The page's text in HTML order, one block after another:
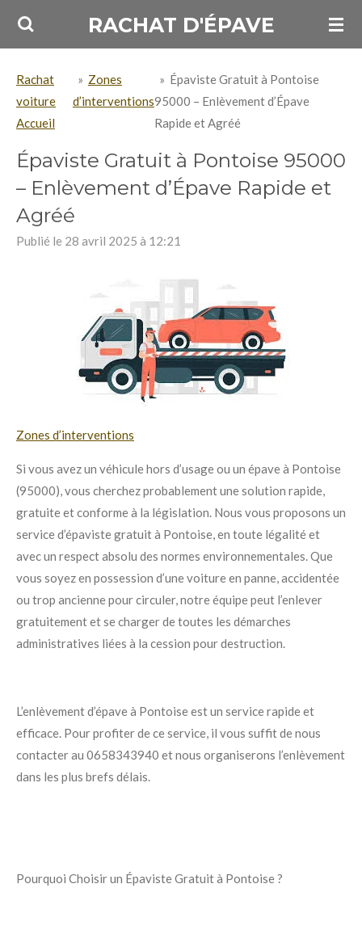
Passer
principal
RACHAT D'ÉPAVE
Rachat
voiture
Accueil
» Zones
d’interventions
» Épaviste Gratuit à Pontoise
95000 – Enlèvement d’Épave
Rapide et Agréé
Épaviste Gratuit à Pontoise 95000
– Enlèvement d’Épave Rapide et
Agréé
Publié le 28 avril 2025 à 12:21
Zones d’interventions
Si vous avez un véhicule hors d’usage ou un épave à Pontoise
(95000), vous cherchez probablement une solution rapide,
gratuite et conforme à la législation. Nous vous proposons un
service d’épaviste gratuit à Pontoise, en toute légalité et
avec un respect absolu des normes environnementales. Que
vous soyez en possession d’une voiture en panne, accidentée
ou trop ancienne pour circuler, notre équipe peut l’enlever
gratuitement et se charger de toutes les démarches
administratives liées à la cession pour destruction.
L’enlèvement d’épave à Pontoise est un service rapide et
efficace. Pour profiter de ce service, il vous suffit de nous
contacter au 0658343940 et nous organiserons l’enlèvement
dans les plus brefs délais.
Pourquoi Choisir un Épaviste Gratuit à Pontoise ?